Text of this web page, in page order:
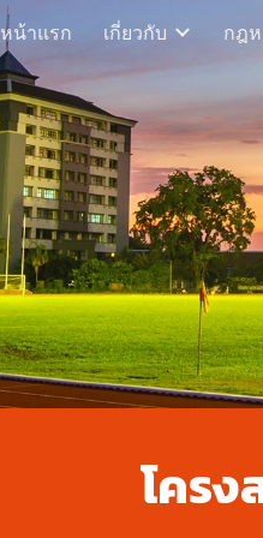
Skip to main content
หน้าแรก เกี่ยวกับ กฎ
โครง